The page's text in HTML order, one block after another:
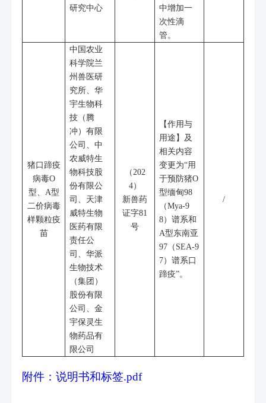
研究中心
中增加一
次性滴
管。
猪口蹄疫
病毒O
型、 A型
二价病毒
样颗粒疫
苗
中国农业
科学院兰
州兽医研
究所、华
宇生物科
技（腾
冲）有限
公司、中
农威特生
物科技股
份有限公
司、天津
威特生物
医药有限
责任公
司、华派
生物技术
（集团）
股份有限
公司、金
宇保灵生
物药品有
限公司
（202
4）
新兽药
证字81
号
【作用与
用途】及
相关内容
变更为“用
于预防猪O
型缅甸98
（Mya-9
8）谱系和
A型东南亚
97 （SEA-9
7）谱系口
蹄疫”。
/
附件：说明书和标签.pdf